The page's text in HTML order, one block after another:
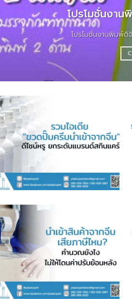
โปรโมชั่นงา
โปรโมชั่นงานพิมพ์ดิ